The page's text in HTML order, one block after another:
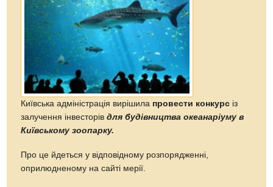
Київська адміністрація вирішила провести конкурс із
залучення інвесторівдля будівництва океанаріуму в
Київському зоопарку.
Про це йдеться у відповідному розпорядженні,
оприлюдненому на сайті мерії.